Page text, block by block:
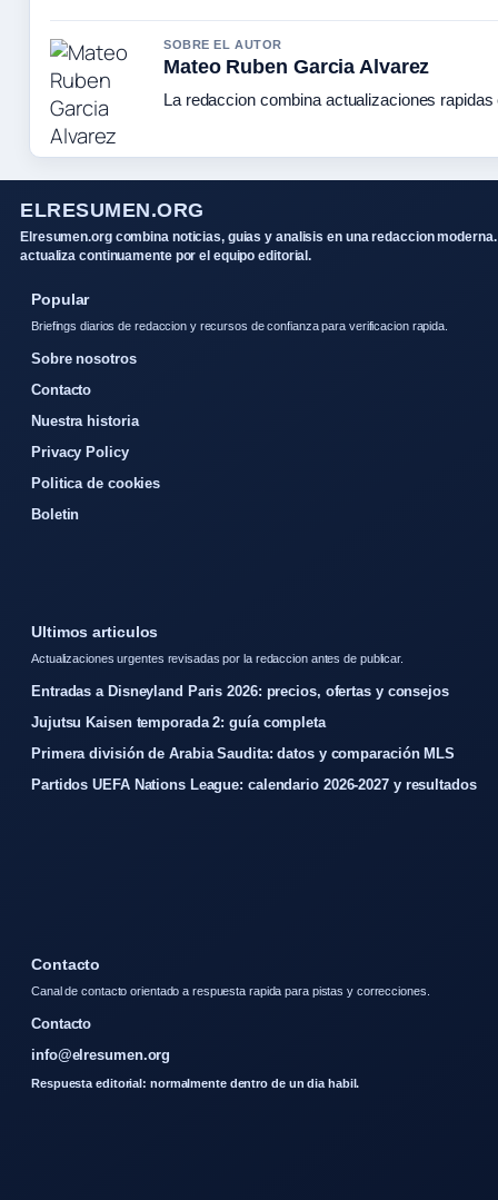
SOBRE EL AUTOR
Mateo Ruben Garcia Alvarez
La redaccion combina actualizaciones
ELRESUMEN.ORG
Elresumen.org combina noticias, guias y analisis en una redaccion moderna.
actualiza continuamente por el equipo editorial.
Popular
Briefings diarios de redaccion y recursos de confianza para verificacion rapida.
Sobre nosotros
Contacto
Nuestra historia
Privacy Policy
Politica de cookies
Boletin
Ultimos articulos
Actualizaciones urgentes revisadas por la redaccion antes de publicar.
Entradas a Disneyland Paris 2026: precios, ofertas y consejos
Jujutsu Kaisen temporada 2: guía completa
Primera división de Arabia Saudita: datos y comparación MLS
Partidos UEFA Nations League: calendario 2026-2027 y resultados
Contacto
Canal de contacto orientado a respuesta rapida para pistas y correcciones.
Contacto
info@elresumen.org
Respuesta editorial: normalmente dentro de un dia habil.